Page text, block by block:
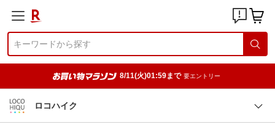
8/11(火)01:59まで 要エントリー
ロコハイク